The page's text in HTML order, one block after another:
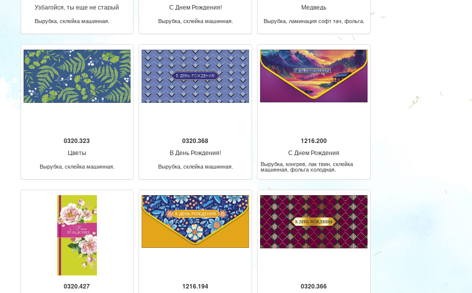
Узбагойся, ты еще не старый
Вырубка, склейка машинная.
С Днем Рождения!
Вырубка, склейка машинная.
Медведь
Вырубка, ламинация софт тач, фольга.
0320.323
Цветы
Вырубка, склейка машинная.
0320.368
В День Рождения!
Вырубка, склейка машинная.
1216.200
С Днем Рождения
Вырубка, конгрев, лак твин, склейка
машинная, фольга холодная.
0320.427 1216.194 0320.366